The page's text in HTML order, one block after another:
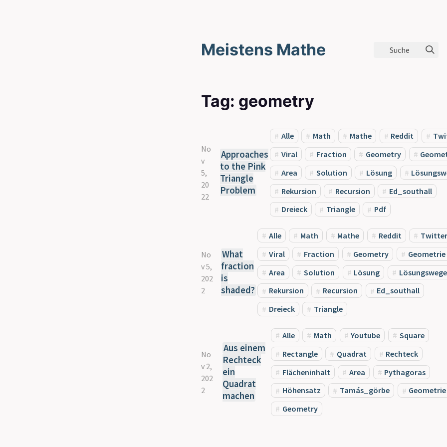
Meistens Mathe Suche
Tag: geometry
No
v
5,
20
22
Approaches
to the Pink
Triangle
Problem
Alle Math Mathe Reddit
Viral
Fraction Geometry
Area
Solution Lösung
Rekursion
Recursion
Ed_southall
Dreieck
Triangle Pdf
No
v 5,
202
2
What
fraction
is
shaded?
Alle Math Mathe Reddit
Twitter
Viral
Fraction Geometry
Geometrie
Area
Solution Lösung
Lösungswege
Rekursion
Recursion
Ed_southall
Dreieck
Triangle
No
v 2,
202
2
Aus einem
Rechteck
ein
Quadrat
machen
Alle Math Youtube
Square
Rectangle
Quadrat
Rechteck
Flächeninhalt
Area
Pythagoras
Höhensatz
Tamás_görbe
Geometrie
Geometry